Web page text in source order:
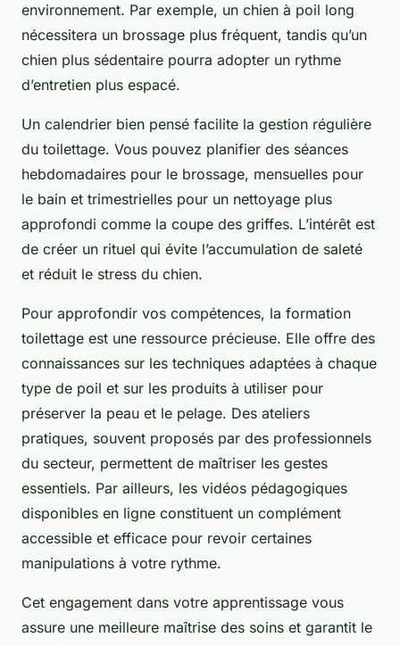
environnement. Par exemple, un chien à poil long
nécessitera un brossage plus fréquent, tandis qu’un
chien plus sédentaire pourra adopter un rythme
d’entretien plus espacé.
Un calendrier bien pensé facilite la gestion régulière
du toilettage. Vous pouvez planifier des séances
hebdomadaires pour le brossage, mensuelles pour
le bain et trimestrielles pour un nettoyage plus
approfondi comme la coupe des griffes. L’intérêt est
de créer un rituel qui évite l’accumulation de saleté
et réduit le stress du chien.
Pour approfondir vos compétences, la formation
toilettage est une ressource précieuse. Elle offre des
connaissances sur les techniques adaptées à chaque
type de poil et sur les produits à utiliser pour
préserver la peau et le pelage. Des ateliers
pratiques, souvent proposés par des professionnels
du secteur, permettent de maîtriser les gestes
essentiels. Par ailleurs, les vidéos pédagogiques
disponibles en ligne constituent un complément
accessible et efficace pour revoir certaines
manipulations à votre rythme.
Cet engagement dans votre apprentissage vous
assure une meilleure maîtrise des soins et garantit le